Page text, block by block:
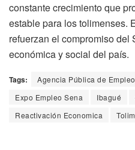
constante crecimiento que
estable para los tolimenses.
refuerzan el compromiso del
económica y social del país.
Tags: Agencia Pública de Empleo
Expo Empleo Sena
Ibagué
Reactivación Economica